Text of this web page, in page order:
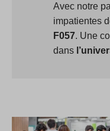
Avec notre
impatientes
F057. Une
dans